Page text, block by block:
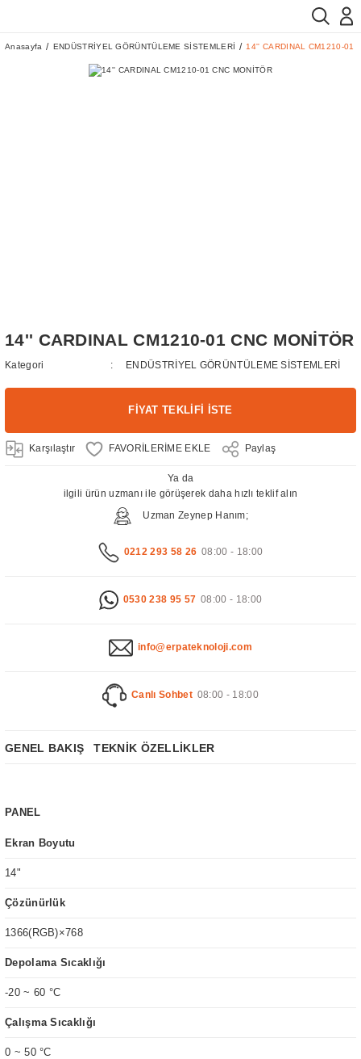
Anasayfa ENDÜSTRİYEL GÖRÜNTÜLEME SİSTEMLERİ 14'' CARDINAL CM1210-01
14'' CARDINAL CM1210-01 CNC MONİTÖR
Kategori ENDÜSTRİYEL GÖRÜNTÜLEME SİSTEMLERİ
FİYAT TEKLİFİ İSTE
Karşılaştır Paylaş
Ya da
ilgili ürün uzmanı ile görüşerek daha hızlı teklif alın
Uzman Zeynep Hanım;
0212 293 58 26 08:00 - 18:00
0530 238 95 57 08:00 - 18:00
info@erpateknoloji.com
Canlı Sohbet 08:00 - 18:00
GENEL BAKIŞ TEKNİK ÖZELLİKLER
PANEL
Ekran Boyutu
14"
Çözünürlük
1366(RGB)×768
Depolama Sıcaklığı
-20 ~ 60 °C
Çalışma Sıcaklığı
0 ~ 50 °C